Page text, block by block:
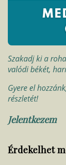
Szakadj ki a
valódi békét,
Gyere el
részletét!
Jelentkezem
Érdekelhet